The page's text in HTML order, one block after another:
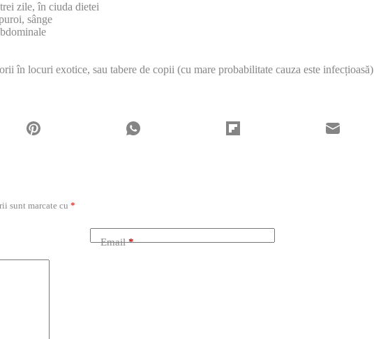
zile, în ciuda dietei
sânge
în locuri exotice, sau tabere de copii (cu mare probabilitate cauza este infecțioasă)
sunt marcate cu *
Email*